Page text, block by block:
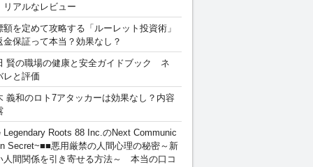
リアルなレビュー
額を定めて攻略する「ルーレット投資術」
金保証って本当？効果なし？
賢の職場の健康と安全ガイドブック ネ
レと評価
義和のロト7アタッカーは効果なし？内容
Legendary Roots 88 Inc.のNext Communic
Secret~■■悪用厳禁の人間心理の秘密～新
人間関係を引き寄せる方法～ 本当の口コ